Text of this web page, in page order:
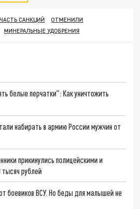
ЧАСТЬ САНКЦИЙ
ОТМЕНИЛИ
МИНЕРАЛЬНЫЕ УДОБРЕНИЯ
белые перчатки": Как уничтожить
набирать в армию России мужчин от
прикинулись полицейскими и
тысяч рублей
боевиков ВСУ. Но беды для малышей не